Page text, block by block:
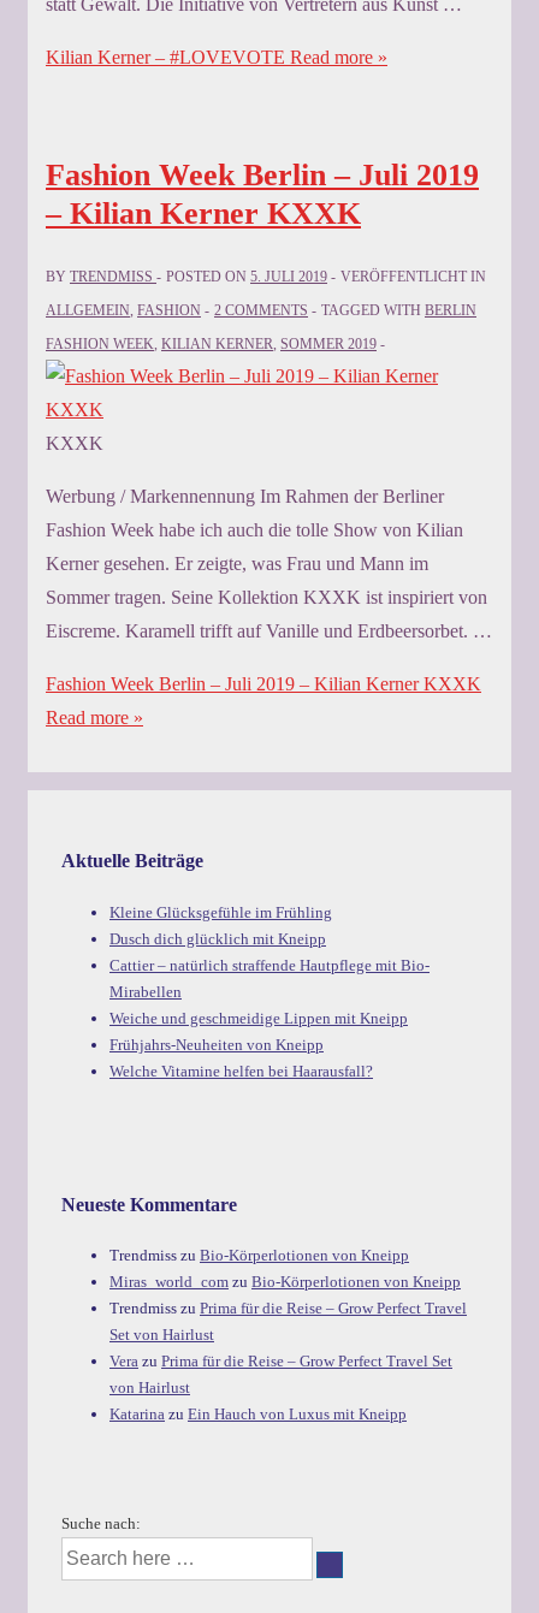
statt Gewalt. Die Initiative von Vertretern aus Kunst …
Kilian Kerner – #LOVEVOTE Read more »
Fashion Week Berlin – Juli 2019
– Kilian Kerner KXXK
BY TRENDMISS POSTED ON 5. JULI 2019
VERÖFFENTLICHT IN
ALLGEMEIN, FASHION 2 COMMENTS TAGGED WITH BERLIN
FASHION WEEK, KILIAN KERNER, SOMMER 2019
KXXK
Werbung / Markennennung Im Rahmen der Berliner
Fashion Week habe ich auch die tolle Show von Kilian
Kerner gesehen. Er zeigte, was Frau und Mann im
Sommer tragen. Seine Kollektion KXXK ist inspiriert von
Eiscreme. Karamell trifft auf Vanille und Erdbeersorbet. …
Fashion Week Berlin – Juli 2019 – Kilian Kerner KXXK
Read more »
Aktuelle Beiträge
Kleine Glücksgefühle im Frühling
Dusch dich glücklich mit Kneipp
Cattier – natürlich straffende Hautpflege mit Bio-
Mirabellen
Weiche und geschmeidige Lippen mit Kneipp
Frühjahrs-Neuheiten von Kneipp
Welche Vitamine helfen bei Haarausfall?
Neueste Kommentare
Trendmiss zu Bio-Körperlotionen von Kneipp
Miras_world_com zu Bio-Körperlotionen von Kneipp
Trendmiss zu Prima für die Reise – Grow Perfect Travel
Set von Hairlust
Vera zu Prima für die Reise – Grow Perfect Travel Set
von Hairlust
Katarina zu Ein Hauch von Luxus mit Kneipp
Suche nach: